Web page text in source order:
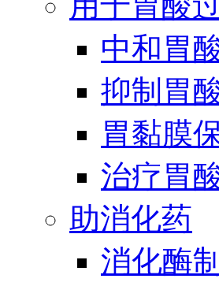
中和胃
抑制胃
胃黏膜
治疗胃
助消化药
消化酶